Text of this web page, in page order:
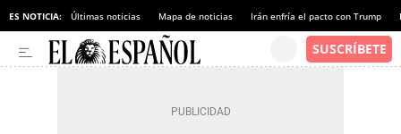
ES NOTICIA: Últimas noticias Mapa de noticias Irán enfría el pacto con Trump